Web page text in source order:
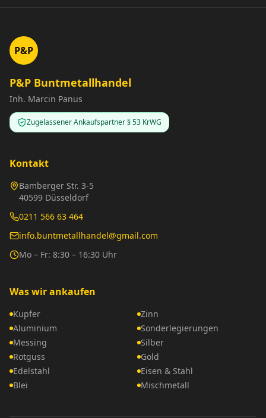
P&P
P&P Buntmetallhandel
Inh. Marcin Panus
Zugelassener Ankaufspartner § 53 KrWG
Kontakt
Bamberger Str. 3-5
40599 Düsseldorf
0211 566 63 464
info.buntmetallhandel@gmail.com
Mo – Fr: 8:30 – 16:30 Uhr
Was wir ankaufen
Kupfer
Aluminium
Messing
Rotguss
Edelstahl
Blei
Zinn
Sonderlegierungen
Silber
Gold
Eisen & Stahl
Mischmetall